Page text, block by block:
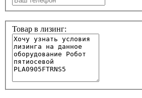
Товар в лизинг: